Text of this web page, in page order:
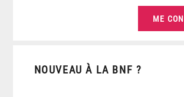
NOUVEAU À LA BNF ?